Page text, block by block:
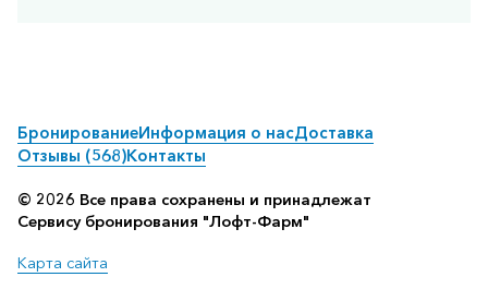
БронированиеИнформация о насДоставка
Отзывы (568)Контакты
© 2026 Все права сохранены и принадлежат
Сервису бронирования "Лофт-Фарм"
Карта сайта